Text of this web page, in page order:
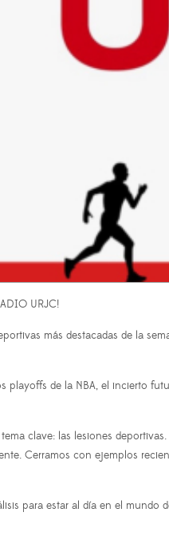
URJC!
más destacadas de la
playoffs de la NBA, el incierto
clave: las lesiones
Cerramos con ejemplos
para estar al día en el mundo